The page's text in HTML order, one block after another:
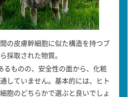
の皮膚幹細胞に似た構造を持つブ
採取された物質。
るものの、安全性の面から、化粧
していません。基本的には、ヒト
胞のどちらかで選ぶと良いでしょ